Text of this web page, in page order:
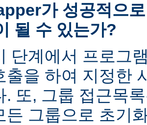
가 성공적으
될 수 있는가?
단계에서 프로그
출을 하여 지정한
. 또, 그룹 접근목
든 그룹으로 초기